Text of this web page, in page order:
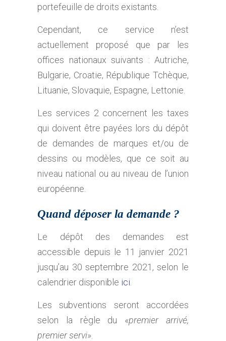
portefeuille de droits existants.
Cependant, ce service n’est
actuellement proposé que par les
offices nationaux suivants : Autriche,
Bulgarie, Croatie, République Tchèque,
Lituanie, Slovaquie, Espagne, Lettonie.
Les services 2 concernent les taxes
qui doivent être payées lors du dépôt
de demandes de marques et/ou de
dessins ou modèles, que ce soit au
niveau national ou au niveau de l’union
européenne.
Quand déposer la demande ?
Le dépôt des demandes est
accessible depuis le 11 janvier 2021
jusqu’au 30 septembre 2021, selon le
calendrier disponible ici
Les subventions seront accordées
selon la règle du «premier arrivé,
premier servi».